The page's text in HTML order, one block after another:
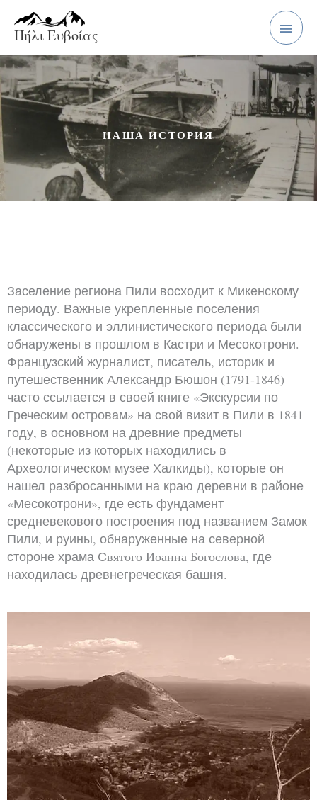
содержимому
Πήλι Ευβοίας
меню
НАША ИСТОРИЯ
Заселение региона Пили восходит к Микенскому
периоду. Важные укрепленные поселения
классического и эллинистического периода были
обнаружены в прошлом в Кастри и Месокотрони.
Французский журналист, писатель, историк и
путешественник Александр Бюшон (1791-1846)
часто ссылается в своей книге «Экскурсии по
Греческим островам» на свой визит в Пили в 1841
году, в основном на древние предметы
(некоторые из которых находились в
Археологическом музее Халкиды), которые он
нашел разбросанными на краю деревни в районе
«Месокотрони», где есть фундамент
средневекового построения под названием Замок
Пили, и руины, обнаруженные на северной
стороне храма Святого Иоанна Богослова, где
находилась древнегреческая башня.